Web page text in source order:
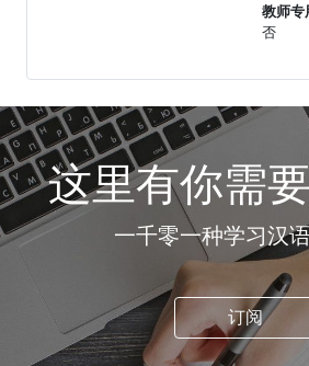
教师专
否
这里有你需
一千零一种学习汉
订阅